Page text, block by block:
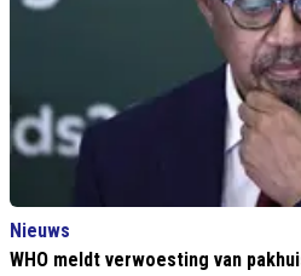
Nieuws
WHO meldt verwoesting van